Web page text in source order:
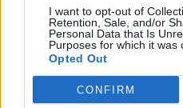
I want to opt-out of
Retention, Sale, and/or
Personal Data that Is
Purposes for which it was
Opted Out
CONFIRM
Στο υβριδικό φιλμ "Το
μετατρέπει μια
πάνω στη δημιουργία, τη